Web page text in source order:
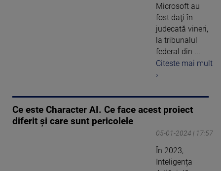
Microsoft au
fost daţi în
judecată vineri,
la tribunalul
federal din ...
Citeste mai mult
›
Ce este Character AI. Ce face acest proiect
diferit și care sunt pericolele
05-01-2024 | 17:57
În 2023,
Inteligența